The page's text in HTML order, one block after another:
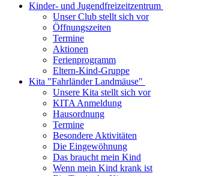
Kinder- und Jugendfreizeitzentrum
Unser Club stellt sich vor
Öffnungszeiten
Termine
Aktionen
Ferienprogramm
Eltern-Kind-Gruppe
Kita "Fahrländer Landmäuse"
Unsere Kita stellt sich vor
KITA Anmeldung
Hausordnung
Termine
Besondere Aktivitäten
Die Eingewöhnung
Das braucht mein Kind
Wenn mein Kind krank ist